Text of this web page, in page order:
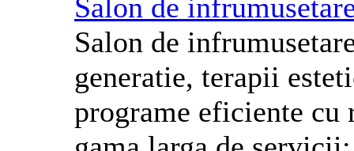
Salon de
Salon de
generatie, terapii
programe eficiente cu